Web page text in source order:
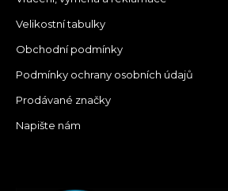
Velikostní tabulky
Obchodní podmínky
Podmínky ochrany osobních údajů
Prodávané značky
Napište nám